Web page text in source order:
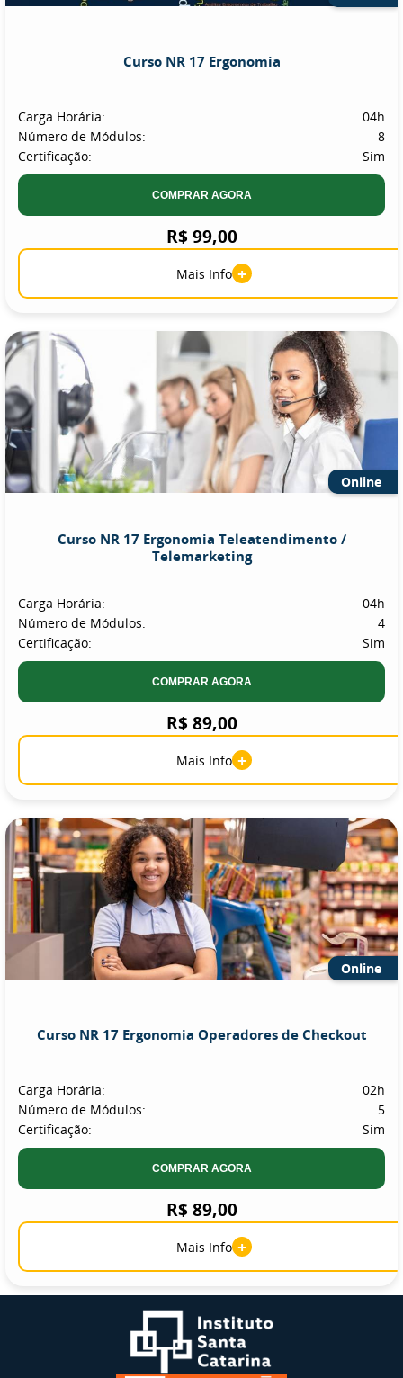
Curso NR 17 Ergonomia
Carga Horária:
04h
Número de Módulos:
8
Certificação:
Sim
COMPRAR AGORA
R$ 99,00
Mais Info +
Online
Curso NR 17 Ergonomia Teleatendimento /
Telemarketing
Carga Horária:
04h
Número de Módulos:
4
Certificação:
Sim
COMPRAR AGORA
R$ 89,00
Mais Info +
Online
Curso NR 17 Ergonomia Operadores de Checkout
Carga Horária:
02h
Número de Módulos:
5
Certificação:
Sim
COMPRAR AGORA
R$ 89,00
Mais Info +